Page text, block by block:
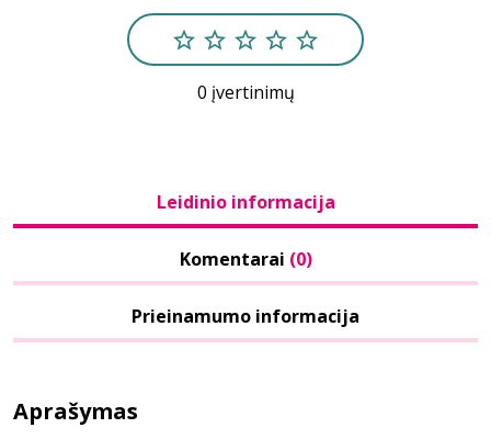
0 įvertinimų
Leidinio informacija
Komentarai (0)
Prieinamumo informacija
Aprašymas